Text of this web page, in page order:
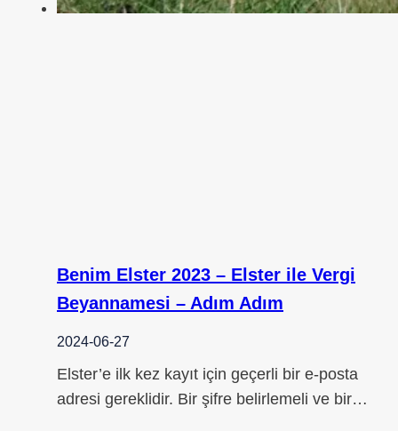
Benim Elster 2023 – Elster ile Vergi
Beyannamesi – Adım Adım
2024-06-27
Elster’e ilk kez kayıt için geçerli bir e-posta
adresi gereklidir. Bir şifre belirlemeli ve bir…